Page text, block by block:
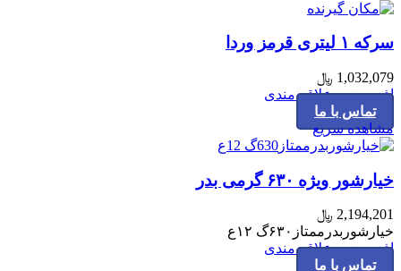
سرکه ۱ لیتری قرمز وردا
1,032,079 ﷼
افزودن به علاقه مندی
تماس با ما
مشاهده سریع
خیارشور ویژه ۶۳۰ گرمی بدر
2,194,201 ﷼
خیارشوربدرممتاز۶۳۰گ ۱۲ع
افزودن به علاقه مندی
تماس با ما